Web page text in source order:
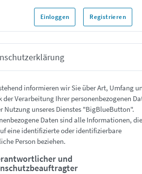
Einloggen Registrieren
informieren wir Sie über Art, Umfang
der Verarbeitung Ihrer personenbezogenen
Nutzung unseres Dienstes "BigBlueButton".
Daten sind alle Informationen, die
eine identifizierte oder identifizierbare
Person beziehen.
und